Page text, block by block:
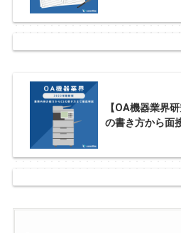
【OA機器業界
の書き方から面